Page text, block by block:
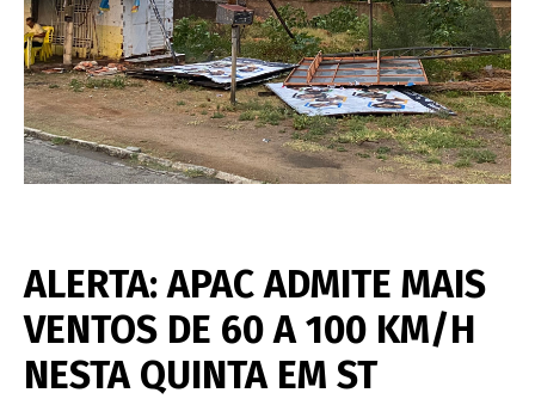
ALERTA: APAC ADMITE MAIS
VENTOS DE 60 A 100 KM/H
NESTA QUINTA EM ST